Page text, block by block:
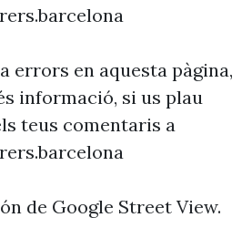
errors en aquesta pàgina,
informació, si us plau
teus comentaris a
de Google Street View.